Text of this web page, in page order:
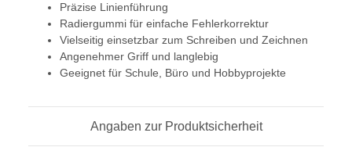
Präzise Linienführung
Radiergummi für einfache Fehlerkorrektur
Vielseitig einsetzbar zum Schreiben und Zeichnen
Angenehmer Griff und langlebig
Geeignet für Schule, Büro und Hobbyprojekte
Angaben zur Produktsicherheit